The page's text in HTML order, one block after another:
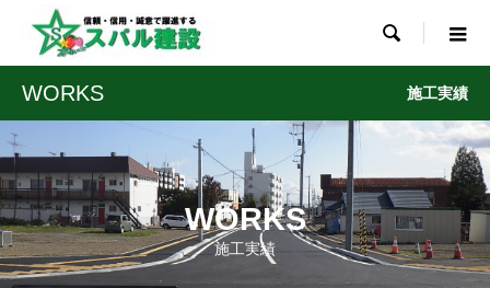

WORKS 施工実績
WORKS
施工実績